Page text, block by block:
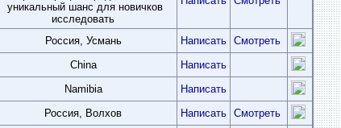
уникальный шанс для новичков
исследовать
Россия, Усмань Написать Смотреть
China
Написать
Namibia
Написать
Россия, Волхов Написать Смотреть